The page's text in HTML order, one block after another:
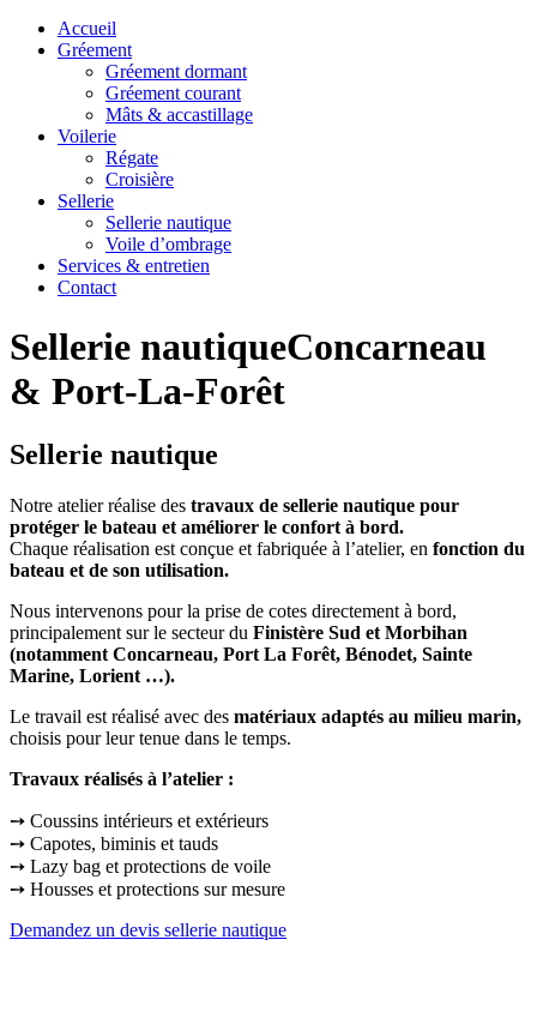
Accueil
Gréement
Gréement dormant
Gréement courant
Mâts & accastillage
Voilerie
Régate
Croisière
Sellerie
Sellerie nautique
Voile d’ombrage
Services & entretien
Contact
Sellerie nautiqueConcarneau
& Port-La-Forêt
Sellerie nautique
Notre atelier réalise des travaux de sellerie nautique pour
protéger le bateau et améliorer le confort à bord.
Chaque réalisation est conçue et fabriquée à l’atelier, en fonction du
bateau et de son utilisation.
Nous intervenons pour la prise de cotes directement à bord,
principalement sur le secteur du Finistère Sud et Morbihan
(notamment Concarneau, Port La Forêt, Bénodet, Sainte
Marine, Lorient …).
Le travail est réalisé avec des matériaux adaptés au milieu marin,
choisis pour leur tenue dans le temps.
Travaux réalisés à l’atelier :
➙ Coussins intérieurs et extérieurs
➙ Capotes, biminis et tauds
➙ Lazy bag et protections de voile
➙ Housses et protections sur mesure
Demandez un devis sellerie nautique